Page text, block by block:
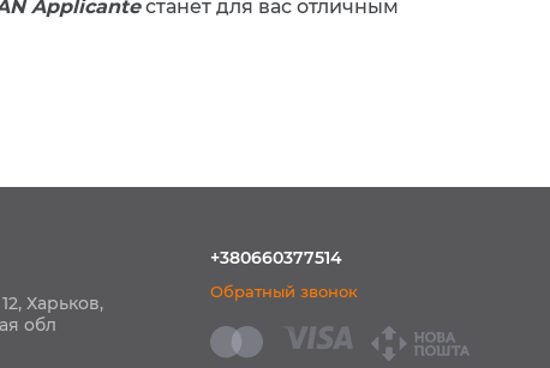
Applicanteстанет для вас отличным
Харьков,
обл
+380660377514
Обратный звонок